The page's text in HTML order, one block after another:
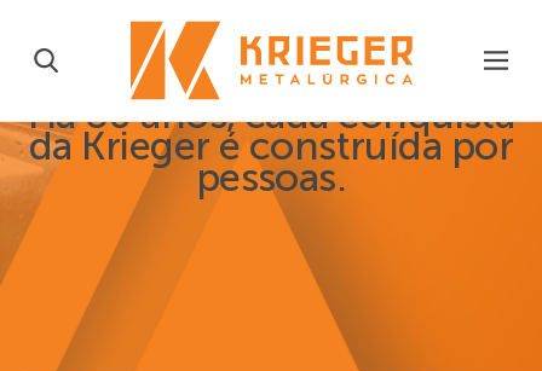
Há 80 anos, cada conquista
da Krieger é construída por
pessoas.